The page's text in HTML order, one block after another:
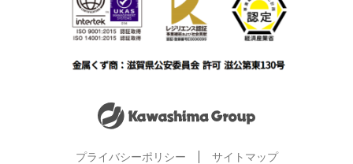
プライバシーポリシー サイトマップ